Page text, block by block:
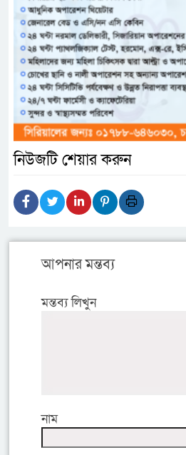
নিউজটি শেয়ার করুন
আপনার মন্তব্য
মন্তব্য লিখুন
নাম